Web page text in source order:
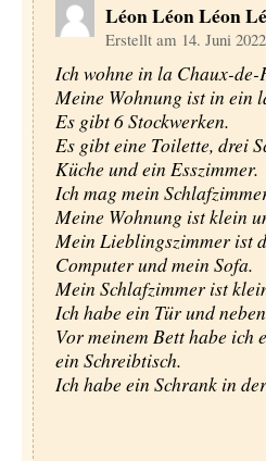
Léon Léon Léon
Erstellt am 14. Juni
Ich wohne in la Chaux-de-
Meine Wohnung ist in ein
Es gibt 6 Stockwerken.
Es gibt eine Toilette, drei
Küche und ein Esszimmer.
Ich mag mein
Meine Wohnung ist klein
Mein Lieblingszimmer ist
Computer und mein Sofa.
Mein Schlafzimmer ist
Ich habe ein Tür und
Vor meinem Bett habe ich
ein Schreibtisch.
Ich habe ein Schrank in